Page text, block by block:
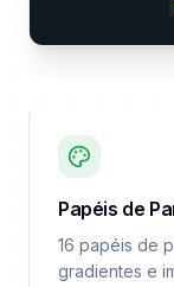
Papéis de
16 papéis de
gradientes e